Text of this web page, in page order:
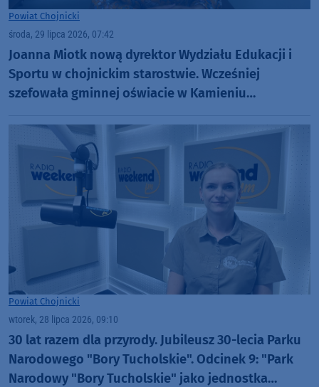
Powiat Chojnicki
środa, 29 lipca 2026, 07:42
Joanna Miotk nową dyrektor Wydziału Edukacji i
Sportu w chojnickim starostwie. Wcześniej
szefowała gminnej oświacie w Kamieniu
Powiat Chojnicki
wtorek, 28 lipca 2026, 09:10
30 lat razem dla przyrody. Jubileusz 30-lecia Parku
Narodowego "Bory Tucholskie". Odcinek 9: "Park
Narodowy "Bory Tucholskie" jako jednostka